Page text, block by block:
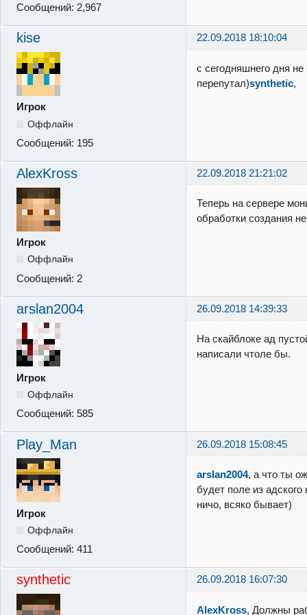
Сообщений: 2,967
kise 22.09.2018 18:10:04
Игрок
Оффлайн
Сообщений: 195
с сегодняшнего дня не
перепутал)synthetic,
AlexKross 22.09.2018 21:21:02
Игрок
Оффлайн
Сообщений: 2
Теперь на сервере
обработки создания
arslan2004 26.09.2018 14:39:33
Игрок
Оффлайн
Сообщений: 585
На скайблоке ад
написали чтоле бы.
Play_Man 26.09.2018 15:08:45
Игрок
Оффлайн
Сообщений: 411
arslan2004, а что ты
будет поле из
ничо, всяко бывает)
synthetic 26.09.2018 16:07:30
AlexKross, Должны